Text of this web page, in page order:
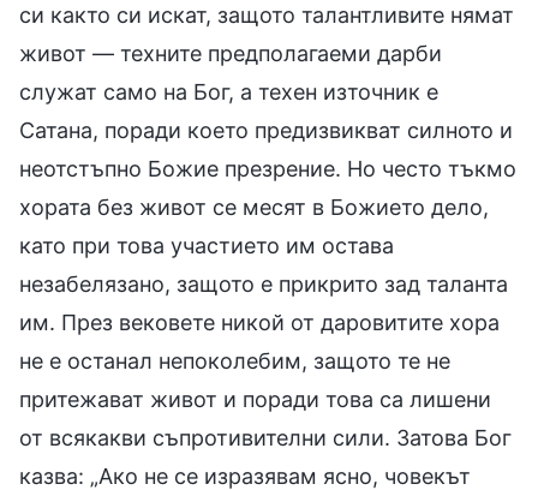
си както си искат, защото талантливите нямат
живот — техните предполагаеми дарби
служат само на Бог, а техен източник е
Сатана, поради което предизвикват силното и
неотстъпно Божие презрение. Но често тъкмо
хората без живот се месят в Божието дело,
като при това участието им остава
незабелязано, защото е прикрито зад таланта
им. През вековете никой от даровитите хора
не е oстанал непоколебим, защото те не
притежават живот и поради това са лишени
от всякакви съпротивителни сили. Затова Бог
казва: „Ако не се изразявам ясно, човекът